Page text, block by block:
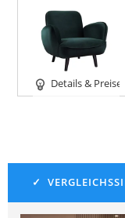
Details & Preise